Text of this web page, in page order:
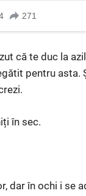
că te duc la
pentru asta.
în sec.
dar în ochi i se